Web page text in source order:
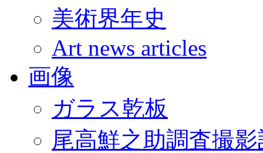
美術界年史
Art news articles
画像
ガラス乾板
尾高鮮之助調査撮